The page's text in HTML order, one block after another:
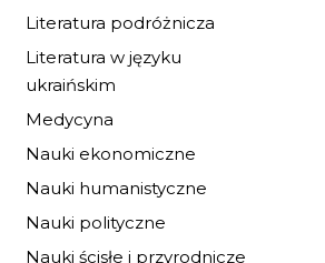
Literatura podróżnicza
Literatura w języku
ukraińskim
Medycyna
Nauki ekonomiczne
Nauki humanistyczne
Nauki polityczne
Nauki ścisłe i przyrodnicze